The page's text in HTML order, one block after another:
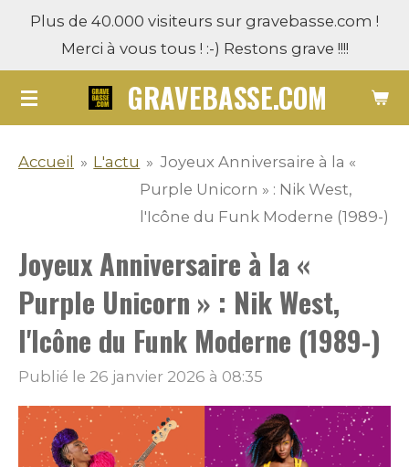
Passer
contenu
principal
GRAVEBASSE.COM
Plus de 40.000 visiteurs sur gravebasse.com !
Merci à vous tous ! :-) Restons grave !!!!
Accueil » L'actu » Joyeux Anniversaire à la «
Purple Unicorn » : Nik West,
l'Icône du Funk Moderne (1989-)
Joyeux Anniversaire à la «
Purple Unicorn » : Nik West,
l'Icône du Funk Moderne (1989-)
Publié le 26 janvier 2026 à 08:35